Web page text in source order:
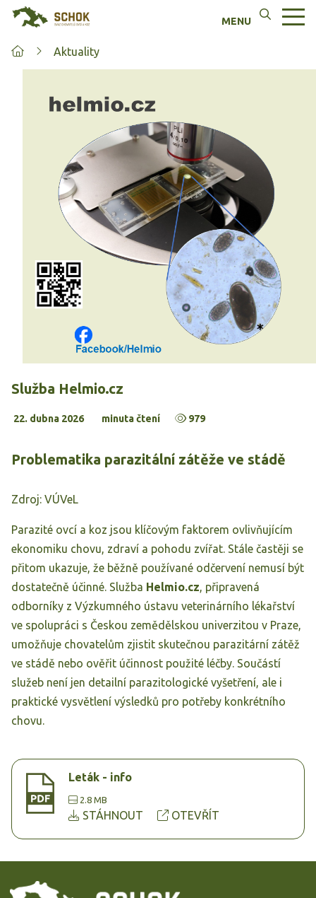
Aktuality
Služba Helmio.cz
22. dubna 2026 minuta čtení 979
Problematika parazitální zátěže ve stádě
Zdroj: VÚVeL
Parazité ovcí a koz jsou klíčovým faktorem ovlivňujícím
ekonomiku chovu, zdraví a pohodu zvířat. Stále častěji se
přitom ukazuje, že běžně používané odčervení nemusí být
dostatečně účinné. Služba Helmio.cz, připravená
odborníky z Výzkumného ústavu veterinárního lékařství
ve spolupráci s Českou zemědělskou univerzitou v Praze,
umožňuje chovatelům zjistit skutečnou parazitární zátěž
ve stádě nebo ověřit účinnost použité léčby. Součástí
služeb není jen detailní parazitologické vyšetření, ale i
praktické vysvětlení výsledků pro potřeby konkrétního
chovu.
Leták - info
2.8 MB
STÁHNOUT OTEVŘÍT